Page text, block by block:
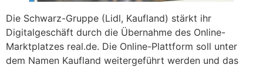
Die Schwarz-Gruppe (Lidl, Kaufland) stärkt ihr
Digitalgeschäft durch die Übernahme des Online-
Marktplatzes real.de. Die Online-Plattform soll unter
dem Namen Kaufland weitergeführt werden und das